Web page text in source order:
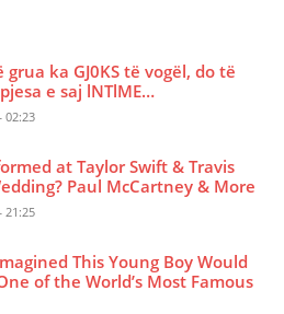
grua ka GJ0KS të vogël, do të
e saj lNTlME…
02:23
at Taylor Swift & Travis
Paul McCartney & More
21:25
This Young Boy Would
of the World’s Most Famous